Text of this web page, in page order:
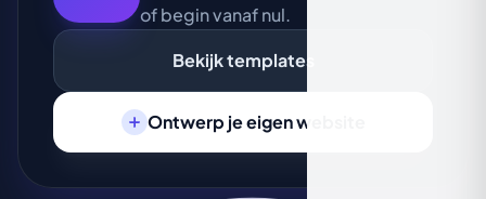
of begin vanaf nul.
Bekijk templates
Ontwerp je eigen website